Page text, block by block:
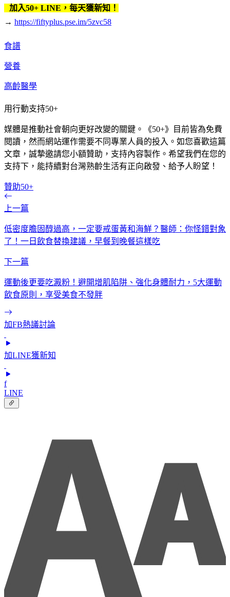
加入50+ LINE，每天獲新知！
→ https://fiftyplus.pse.im/5zvc58
食譜
營養
高齡醫學
用行動支持50+
媒體是推動社會朝向更好改變的關鍵。《50+》目前皆為免費
閱讀，然而網站運作需要不同專業人員的投入。如您喜歡這篇
文章，誠摯邀請您小額贊助，支持內容製作。希望我們在您的
支持下，能持續對台灣熟齡生活有正向啟發、給予人盼望！
贊助50+
上一篇
低密度膽固醇過高，一定要戒蛋黃和海鮮？醫師：你怪錯對象
了！一日飲食替換建議，早餐到晚餐這樣吃
下一篇
運動後更要吃澱粉！避開增肌陷阱、強化身體耐力，5大運動
飲食原則，享受美食不發胖
加FB熱議討論
加LINE獲新知
f
LINE